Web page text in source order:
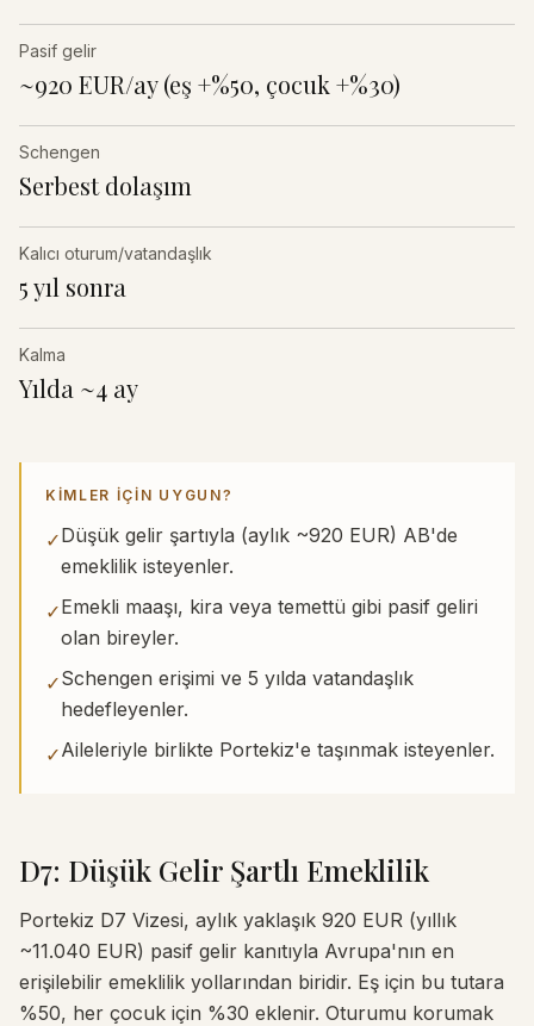
Pasif gelir
~920 EUR/ay (eş +%50, çocuk +%30)
Schengen
Serbest dolaşım
Kalıcı oturum/vatandaşlık
5 yıl sonra
Kalma
Yılda ~4 ay
KIMLER IÇIN UYGUN?
✓Düşük gelir şartıyla (aylık ~920 EUR) AB'de
emeklilik isteyenler.
✓Emekli maaşı, kira veya temettü gibi pasif geliri
olan bireyler.
✓Schengen erişimi ve 5 yılda vatandaşlık
hedefleyenler.
✓Aileleriyle birlikte Portekiz'e taşınmak isteyenler.
D7: Düşük Gelir Şartlı Emeklilik
Portekiz D7 Vizesi, aylık yaklaşık 920 EUR (yıllık
~11.040 EUR) pasif gelir kanıtıyla Avrupa'nın en
erişilebilir emeklilik yollarından biridir. Eş için bu tutara
%50, her çocuk için %30 eklenir. Oturumu korumak